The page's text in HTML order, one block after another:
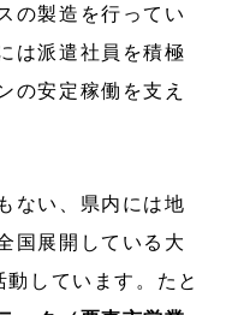
の製造を行ってい
は派遣社員を積極
の安定稼働を支え
ない、県内には地
国展開している大
しています。たと